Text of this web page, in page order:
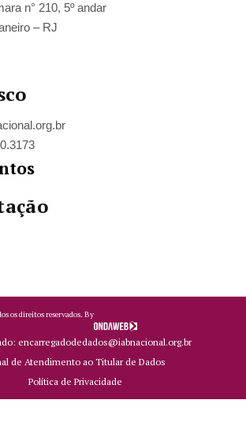
n° 210, 5º andar
– RJ
os direitos reservados. By
encarregadodedados@iabnacional.org.br
de Atendimento ao Titular de Dados
Política de Privacidade